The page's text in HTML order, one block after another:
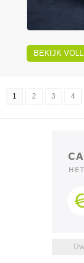
BEKIJK
1 2 3 4